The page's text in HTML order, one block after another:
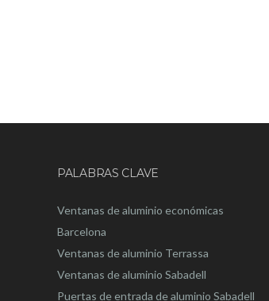
PALABRAS CLAVE
Ventanas de aluminio económicas
Barcelona
Ventanas de aluminio Terrassa
Ventanas de aluminio Sabadell
Puertas de entrada de aluminio Sabadell